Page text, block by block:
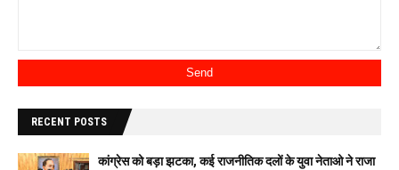
RECENT POSTS
कांग्रेस को बड़ा झटका, कई राजनीतिक दलों के युवा नेताओ ने राजा